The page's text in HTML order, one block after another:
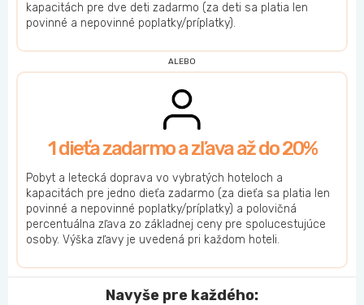
kapacitách pre dve deti zadarmo (za deti sa platia len
povinné a nepovinné poplatky/príplatky).
ALEBO
1 dieťa zadarmo a zľava až do 20%
Pobyt a letecká doprava vo vybratých hoteloch a
kapacitách pre jedno dieťa zadarmo (za dieťa sa platia len
povinné a nepovinné poplatky/príplatky) a polovičná
percentuálna zľava zo základnej ceny pre spolucestujúce
osoby. Výška zľavy je uvedená pri každom hoteli.
Navyše pre každého: